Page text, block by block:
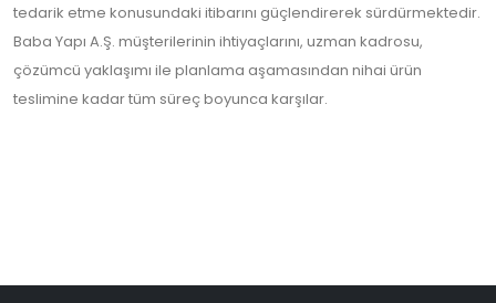
tedarik etme konusundaki itibarını güçlendirerek sürdürmektedir.
Baba Yapı A.Ş. müşterilerinin ihtiyaçlarını, uzman kadrosu,
çözümcü yaklaşımı ile planlama aşamasından nihai ürün
teslimine kadar tüm süreç boyunca karşılar.